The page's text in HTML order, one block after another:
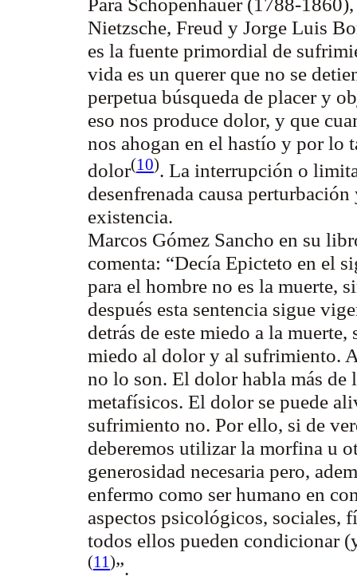
Nietzsche, Freud y Jorge Luis
es la fuente primordial de
vida es un querer que no se
perpetua búsqueda de placer y
eso nos produce dolor, y que
nos ahogan en el hastío y por lo
dolor(10). La interrupción o
desenfrenada causa
existencia.
Marcos Gómez Sancho en su
comenta: “Decía Epicteto en el
para el hombre no es la muerte,
después esta sentencia sigue
detrás de este miedo a la
miedo al dolor y al sufrimiento.
no lo son. El dolor habla más
metafísicos. El dolor se puede
sufrimiento no. Por ello, si de
deberemos utilizar la morfina u
generosidad necesaria pero,
enfermo como ser humano en
aspectos psicológicos, sociales,
todos ellos pueden condicionar
(11)”.